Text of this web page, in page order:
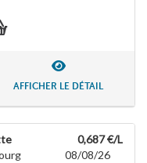
AFFICHER LE DÉTAIL
0,687 €/L
08/08/26